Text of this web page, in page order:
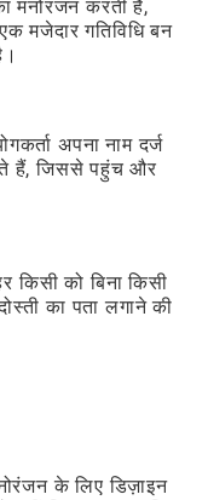
मनोरंजन करती है,
मजेदार गतिविधि बन
अपना नाम दर्ज
हैं, जिससे पहुंच और
किसी को बिना किसी
का पता लगाने की
के लिए डिज़ाइन